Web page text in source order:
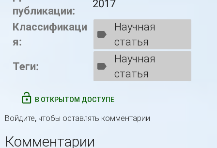
публикации:
2017
Классификаци
я:
Научная
статья
Теги:
Научная
статья
В ОТКРЫТОМ ДОСТУПЕ
Войдите, чтобы оставлять комментарии
Комментарии